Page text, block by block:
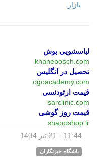
بازار
لباسشویی بوش
khanebosch.com
تحصیل در انگلیس
ogoacademy.com
قیمت ارتودنسی
isarclinic.com
قیمت روز گوشی
snappshop.ir
11:44 - 21 تیر 1404
باشگاه خبرنگاران